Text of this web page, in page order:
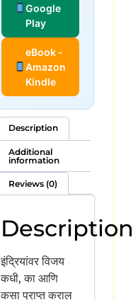
Google
Play
eBook -
Amazon
Kindle
Description
Additional
information
Reviews (0)
Description
इंद्रियांवर विजय
कधी, का आणि
कसा प्राप्त कराल